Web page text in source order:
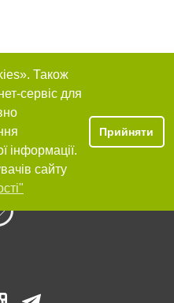
Також
сервіс для
інформації.
сайту
Прийняти